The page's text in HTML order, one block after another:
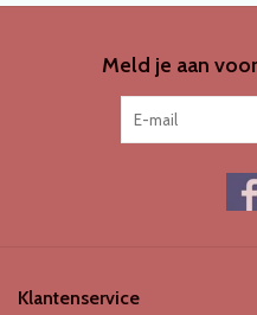
Meld je aan
Klantenservice